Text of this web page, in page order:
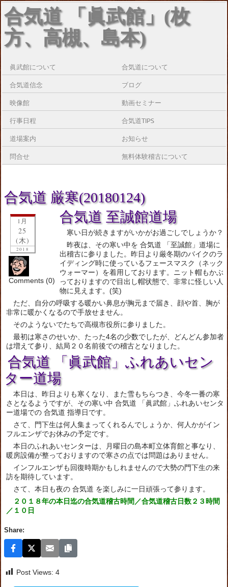
合気道 「眞武館」(枚
方、高槻、島本)
眞武館について 合気道について
合気道信念 ブログ
映像館 動画セミナー
行事日程 合気道TIPS
道場案内 お知らせ
問合せ 無料体験稽古について
合気道 厳寒(20180124)
1月
25
(木)
2018
Comments (0)
合気道 至誠館道場
寒い日が続きますがいかがお過ごしでしょうか？
昨夜は、その寒い中を 合気道 「至誠館」道場に
出稽古に参りました。昨日より厳冬期のバイクのラ
イディング時に使っているフェースマスク（ネック
ウォーマー）を着用しております。ニット帽もかぶ
っておりますので目出し帽状態で、非常に怪しい人
物に見えます。(笑)
ただ、自分の呼吸する暖かい鼻息が胸元まで届き、顔や首、胸が
非常に暖かくなるので手放せません。
そのようないでたちで高槻市役所に参りました。
最初は寒さのせいか、たった4名の少数でしたが、どんどん参加者
は増えて参り、結局２０名前後での稽古となりました。
合気道 「眞武館」ふれあいセン
ター道場
本日は、昨日よりも寒くなり、また雪もちらつき、今冬一番の寒
さとなるようですが、その寒い中 合気道 「眞武館」ふれあいセンタ
ー道場での 合気道 指導日です。
さて、門下生は何人集まってくれるんでしょうか、何人かがイン
フルエンザでお休みの予定です。
本日のふれあいセンターは、月曜日の島本町立体育館と事なり、
暖房設備が整っておりますので寒さの点では問題はありません。
インフルエンザも回復時期かもしれませんので大勢の門下生の来
訪を期待しています。
さて、本日も夜の 合気道 を楽しみに一日頑張って参ります。
２０１８年の本日迄の合気道稽古時間／合気道稽古日数２３時間
／１０日
Share:
Post Views: 4